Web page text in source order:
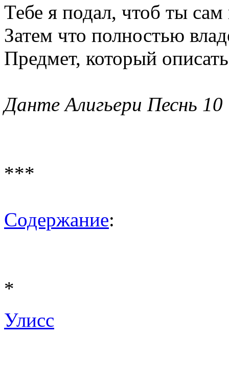
Тебе я подал, чтоб ты сам
Затем что полностью
Предмет, который
Данте Алигьери Песнь
***
Содержание:
*
Улисс